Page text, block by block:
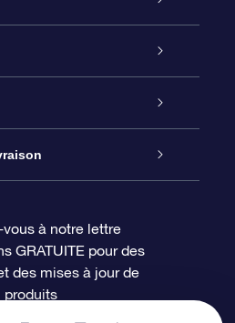
posées
ligne
à notre lettre
GRATUITE pour des
des mises à jour de
produits